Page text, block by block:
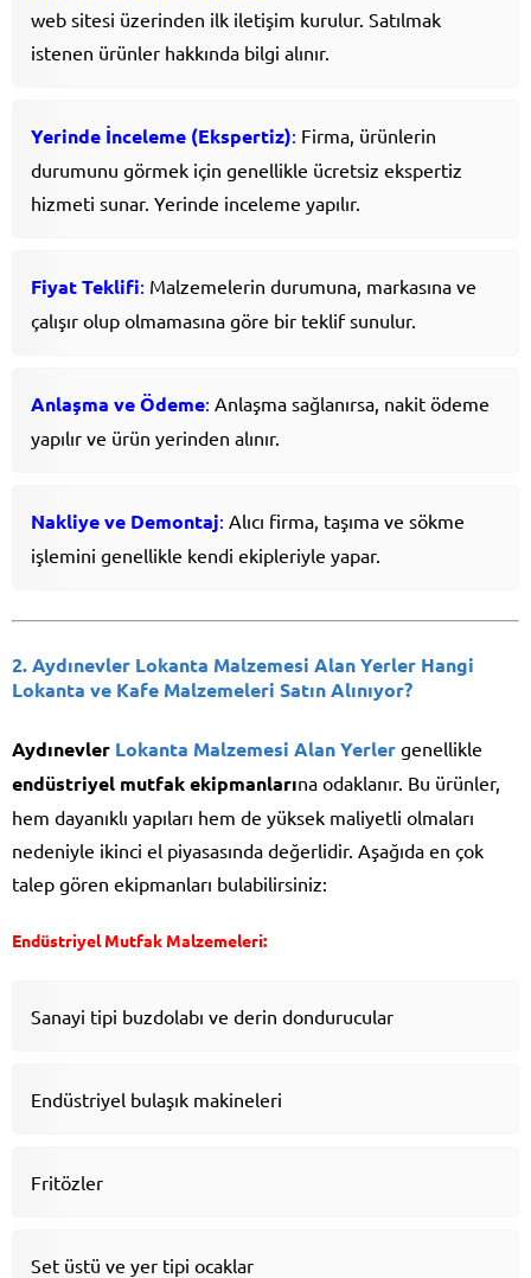
web sitesi üzerinden ilk iletişim kurulur. Satılmak
istenen ürünler hakkında bilgi alınır.
Yerinde İnceleme (Ekspertiz): Firma, ürünlerin
durumunu görmek için genellikle ücretsiz ekspertiz
hizmeti sunar. Yerinde inceleme yapılır.
Fiyat Teklifi: Malzemelerin durumuna, markasına ve
çalışır olup olmamasına göre bir teklif sunulur.
Anlaşma ve Ödeme: Anlaşma sağlanırsa, nakit ödeme
yapılır ve ürün yerinden alınır.
Nakliye ve Demontaj: Alıcı firma, taşıma ve sökme
işlemini genellikle kendi ekipleriyle yapar.
2. Aydınevler Lokanta Malzemesi Alan Yerler Hangi
Lokanta ve Kafe Malzemeleri Satın Alınıyor?
Aydınevler Lokanta Malzemesi Alan Yerler genellikle
endüstriyel mutfak ekipmanlarına odaklanır. Bu ürünler,
hem dayanıklı yapıları hem de yüksek maliyetli olmaları
nedeniyle ikinci el piyasasında değerlidir. Aşağıda en çok
talep gören ekipmanları bulabilirsiniz:
Endüstriyel Mutfak Malzemeleri:
Sanayi tipi buzdolabı ve derin dondurucular
Endüstriyel bulaşık makineleri
Fritözler
Set üstü ve yer tipi ocaklar